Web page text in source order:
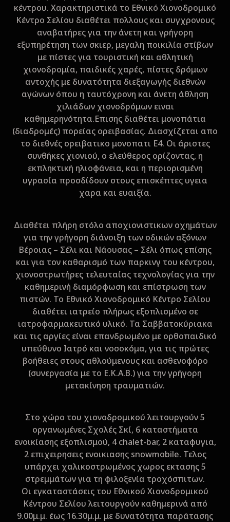
κέντρου. Χαρακτηριστικά το Εθνικό Χιονοδρομικό
Κέντρο Σελίου διαθέτει πολλους και συγχρονους
αναβατήρες για την άνετη και γρήγορη
εξυπηρέτηση των σκιερ, μεγαλη ποικιλία στίβων
με πίστες για τουριστική και αθλητική
χιονοδρομία, παιδικές χαρές, πίστες δρόμων
αντοχής με δυνατότητα διεξαγωγής διεθνών
αγώνων όπου η ταυτόχρονη και άνετη άθληση
χιλιάδων χιονοδρόμων ειναι
καθημερηνότητα.Επισης διαθέτει μονοπάτια
(διαδρομές) πορείας ορειβασίας. Διασχίζεται απο
το διεθνές ορειβατικο μονοπατι Ε4. Οι άριστες
συνθήκες χιονιού, ο ελεύθερος ορίζοντας, η
εκπληκτική ηλιοφάνεια, και η περιορισμένη
υγρασία προσδίδουν στους επισκέπτες υγεια
χαρα και ευαιξία.
Διαθέτει πλήρη στόλο αποχιονιστικων οχημάτων
για την γρήγορη διάνοιξη των οδικών αξόνων
Βέροιας – Σέλι και Νάουσας – Σέλι όπως επίσης
και για τον καθαρισμό των παρκινγ του κέντρου,
χιονοστρωτήρες τελευταίας τεχνολογίας για την
καθημερινή διαμόρφωση και επίστρωση των
πιστών. Το Εθνικό Χιονοδρομικό Κέντρο Σελίου
διαθέτει ιατρείο πλήρως εξοπλισμένο σε
ιατροφαρμακευτικό υλικό. Τα Σαββατοκύριακα
και τις αργίες είναι επανδρωμένο με ορθοπαιδικό
υπεύθυνο Ιατρό και νοσοκόμα, για τις πρώτες
βοήθειες στους αθλούμενους και ασθενοφόρο
(συνεργασία με το Ε.Κ.Α.Β.) για την γρήγορη
μετακίνηση τραυματιών.
Στο χώρο του χιονοδρομικού λειτουργούν 5
οργανωμένες Σχολές Σκί, 6 καταστήματα
ενοικίασης εξοπλισμού, 4 chalet-bar, 2 καταφυγια,
2 επιχειρησεις ενοικιασης snowmobile. Τελος
υπάρχει χαλικοστρωμένος χωρος εκτασης 5
στρεμμάτων για τη φιλοξενία τροχόσπιτων.
Οι εγκαταστάσεις του Εθνικού Χιονοδρομικού
Κέντρου Σελίου λειτουργούν καθημερινά από
9.00μ.μ. έως 16.30μ.μ. με δυνατότητα παράτασης